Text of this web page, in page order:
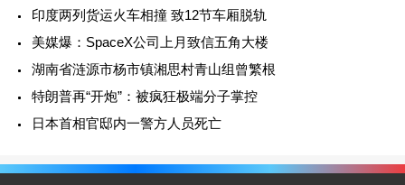
印度两列货运火车相撞 致12节车厢脱轨
美媒爆：SpaceX公司上月致信五角大楼
湖南省涟源市杨市镇湘思村青山组曾繁根
特朗普再“开炮”：被疯狂极端分子掌控
日本首相官邸内一警方人员死亡